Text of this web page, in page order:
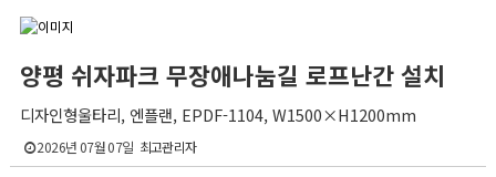
양평 쉬자파크 무장애나눔길 로프난간 설치
디자인형울타리, 엔플랜, EPDF-1104, W1500×H1200mm
2026년 07월 07일 최고관리자